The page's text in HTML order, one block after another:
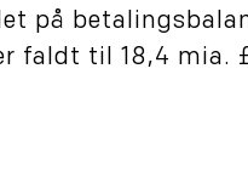
på
faldt til 18,4 mia.